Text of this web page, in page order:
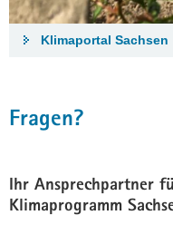
Klimaportal Sachsen
Fragen?
Ihr Ansprechpartner
Klimaprogramm